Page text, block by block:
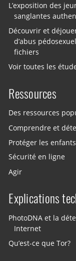
L’exposition des
sanglantes
Découvrir et
d’abus
fichiers
Voir toutes les
Ressources
Des ressources
Comprendre et
Protéger les enfants
Sécurité en ligne
Agir
Explications
PhotoDNA et la
Internet
Qu’est-ce que Tor?